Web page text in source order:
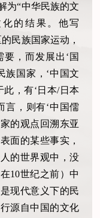
为“中华民族的文
的结果。他写
民族国家运动，
，而发展出‘国
族国家，‘中国文
，有‘日本/日本
言，则有‘中国儒
的观点回溯东亚
面的某些事实，
的世界观中，没
10世纪之前）中
现代意义下的民
源自中国的文化